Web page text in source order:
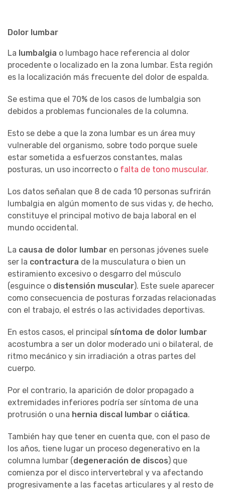
Dolor lumbar
La lumbalgia o lumbago hace referencia al dolor
procedente o localizado en la zona lumbar. Esta región
es la localización más frecuente del dolor de espalda.
Se estima que el 70% de los casos de lumbalgia son
debidos a problemas funcionales de la columna.
Esto se debe a que la zona lumbar es un área muy
vulnerable del organismo, sobre todo porque suele
estar sometida a esfuerzos constantes, malas
posturas, un uso incorrecto o falta de tono muscular.
Los datos señalan que 8 de cada 10 personas sufrirán
lumbalgia en algún momento de sus vidas y, de hecho,
constituye el principal motivo de baja laboral en el
mundo occidental.
La causa de dolor lumbar en personas jóvenes suele
ser la contractura de la musculatura o bien un
estiramiento excesivo o desgarro del músculo
(esguince o distensión muscular). Este suele aparecer
como consecuencia de posturas forzadas relacionadas
con el trabajo, el estrés o las actividades deportivas.
En estos casos, el principal síntoma de dolor lumbar
acostumbra a ser un dolor moderado uni o bilateral, de
ritmo mecánico y sin irradiación a otras partes del
cuerpo.
Por el contrario, la aparición de dolor propagado a
extremidades inferiores podría ser síntoma de una
protrusión o una hernia discal lumbar o ciática.
También hay que tener en cuenta que, con el paso de
los años, tiene lugar un proceso degenerativo en la
columna lumbar (degeneración de discos) que
comienza por el disco intervertebral y va afectando
progresivamente a las facetas articulares y al resto de